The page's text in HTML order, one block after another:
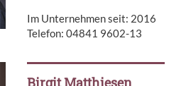
Im Unternehmen seit: 2016
Telefon: 04841 9602-13